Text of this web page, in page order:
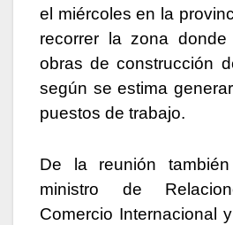
el miércoles en la
recorrer la zona
obras de construcción
según se estima
puestos de trabajo.
De la reunión también
ministro de
Comercio Internacional